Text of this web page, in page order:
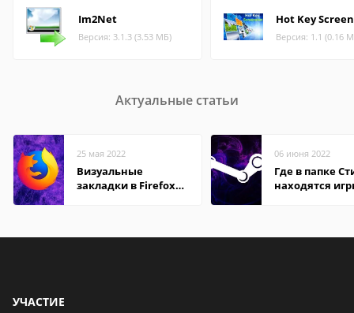
Im2Net
Версия: 3.1.3 (3.53 МБ)
Hot Key
Версия: 1.1 (0.16
Актуальные статьи
25 мая 2022
Визуальные
закладки в Firefox
06 июня 2022
Где в папке
находятся
УЧАСТИЕ